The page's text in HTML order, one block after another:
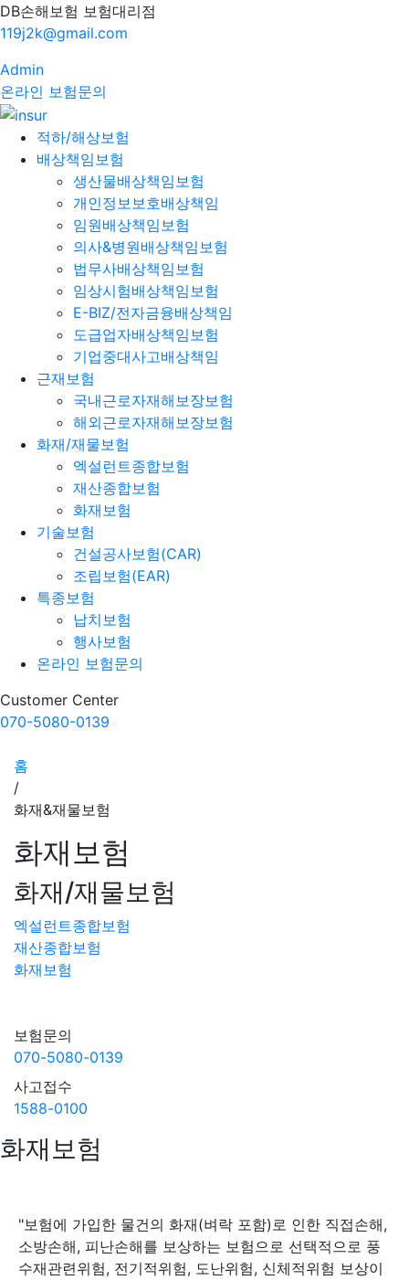
DB손해보험 보험대리점
119j2k@gmail.com
Admin
온라인 보험문의
적하/해상보험
배상책임보험
생산물배상책임보험
개인정보보호배상책임
임원배상책임보험
의사&병원배상책임보험
법무사배상책임보험
임상시험배상책임보험
E-BIZ/전자금융배상책임
도급업자배상책임보험
기업중대사고배상책임
근재보험
국내근로자재해보장보험
해외근로자재해보장보험
화재/재물보험
엑설런트종합보험
재산종합보험
화재보험
기술보험
건설공사보험(CAR)
조립보험(EAR)
특종보험
납치보험
행사보험
온라인 보험문의
Customer Center
070-5080-0139
홈
/
화재&재물보험
화재보험
화재/재물보험
엑설런트종합보험
재산종합보험
화재보험
보험문의
070-5080-0139
사고접수
1588-0100
화재보험
"보험에 가입한 물건의 화재(벼락 포함)로 인한 직접손해,
소방손해, 피난손해를 보상하는 보험으로 선택적으로 풍
수재관련위험, 전기적위험, 도난위험, 신체적위험 보상이